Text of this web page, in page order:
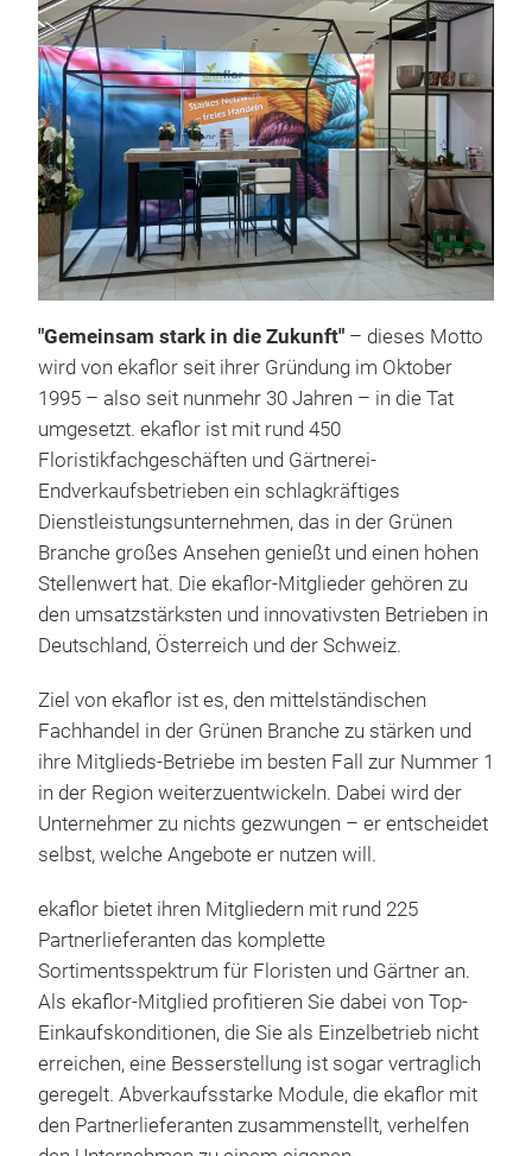
"Gemeinsam stark in die Zukunft" – dieses Motto
wird von ekaflor seit ihrer Gründung im Oktober
1995 – also seit nunmehr 30 Jahren – in die Tat
umgesetzt. ekaflor ist mit rund 450
Floristikfachgeschäften und Gärtnerei-
Endverkaufsbetrieben ein schlagkräftiges
Dienstleistungsunternehmen, das in der Grünen
Branche großes Ansehen genießt und einen hohen
Stellenwert hat. Die ekaflor-Mitglieder gehören zu
den umsatzstärksten und innovativsten Betrieben in
Deutschland, Österreich und der Schweiz.
Ziel von ekaflor ist es, den mittelständischen
Fachhandel in der Grünen Branche zu stärken und
ihre Mitglieds-Betriebe im besten Fall zur Nummer 1
in der Region weiterzuentwickeln. Dabei wird der
Unternehmer zu nichts gezwungen – er entscheidet
selbst, welche Angebote er nutzen will.
ekaflor bietet ihren Mitgliedern mit rund 225
Partnerlieferanten das komplette
Sortimentsspektrum für Floristen und Gärtner an.
Als ekaflor-Mitglied profitieren Sie dabei von Top-
Einkaufskonditionen, die Sie als Einzelbetrieb nicht
erreichen, eine Besserstellung ist sogar vertraglich
geregelt. Abverkaufsstarke Module, die ekaflor mit
den Partnerlieferanten zusammenstellt, verhelfen